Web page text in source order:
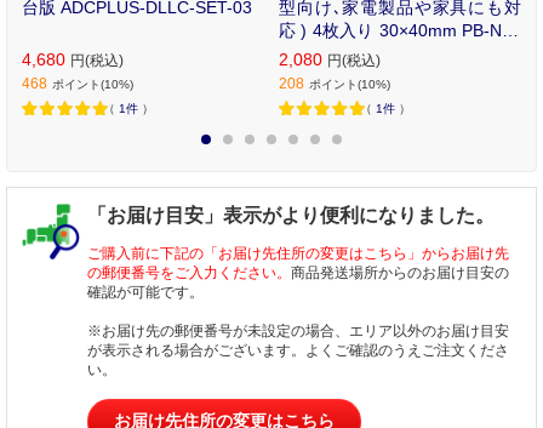
台版 ADCPLUS-DLLC-SET-03
4,680 円(税込)
468 ポイント(10%)
（ 1件 ）
型向け､家電製品や家具にも対
応 ) 4枚入り 30×40mm PB-N30
44C
2,080 円(税込)
208 ポイント(10%)
（ 1件 ）
「お届け目安」表示がより便利になりました。
ご購入前に下記の「お届け先住所の変更はこちら」からお届け先
の郵便番号をご入力ください。 商品発送場所からのお届け目安の
確認が可能です。
※お届け先の郵便番号が未設定の場合、エリア以外のお届け目安
が表示される場合がございます。よくご確認のうえご注文くださ
い。
お届け先住所の変更はこちら